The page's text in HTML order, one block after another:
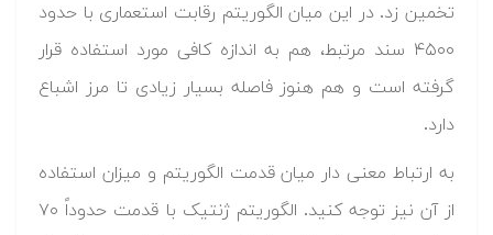
تخمین زد. در این میان الگوریتم رقابت استعماری با حدود
۴۵۰۰ سند مرتبط، هم به اندازه کافی مورد استفاده قرار
گرفته است و هم هنوز فاصله بسیار زیادی تا مرز اشباع
دارد.
به ارتباط معنی دار میان قدمت الگوریتم و میزان استفاده
از آن نیز توجه کنید. الگوریتم ژنتیک با قدمت حدوداً ۷۰